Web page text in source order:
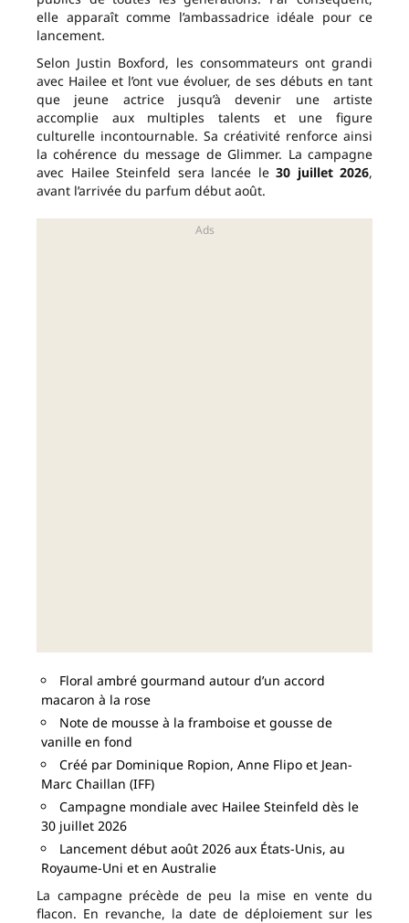
elle apparaît comme l’ambassadrice idéale pour ce
lancement.
Selon Justin Boxford, les consommateurs ont grandi
avec Hailee et l’ont vue évoluer, de ses débuts en tant
que jeune actrice jusqu’à devenir une artiste
accomplie aux multiples talents et une figure
culturelle incontournable. Sa créativité renforce ainsi
la cohérence du message de Glimmer. La campagne
avec Hailee Steinfeld sera lancée le 30 juillet 2026,
avant l’arrivée du parfum début août.
Floral ambré gourmand autour d’un accord
macaron à la rose
Note de mousse à la framboise et gousse de
vanille en fond
Créé par Dominique Ropion, Anne Flipo et Jean-
Marc Chaillan (IFF)
Campagne mondiale avec Hailee Steinfeld dès le
30 juillet 2026
Lancement début août 2026 aux États-Unis, au
Royaume-Uni et en Australie
La campagne précède de peu la mise en vente du
flacon. En revanche, la date de déploiement sur les